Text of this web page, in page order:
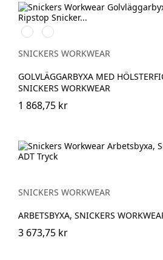
Stålgrå/Svart
Svart/Svart
SNICKERS WORKWEAR
GOLVLÄGGARBYXA MED
SNICKERS WORKWEAR
1 868,75 kr
SNICKERS WORKWEAR
ARBETSBYXA, SNICKERS
3 673,75 kr